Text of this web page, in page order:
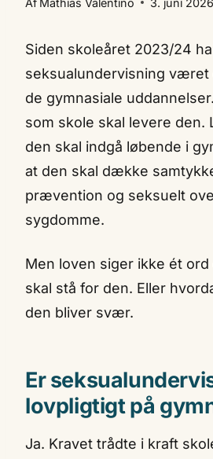
Af Mathias Valentino 3. juni 2026
Siden skoleåret 2023/24
seksualundervisning været
de gymnasiale
som skole skal levere den.
den skal indgå løbende i
at den skal dække
prævention og seksuelt
sygdomme.
Men loven siger ikke ét
skal stå for den. Eller
den bliver svær.
Er
lovpligtigt på
Ja. Kravet trådte i kraft